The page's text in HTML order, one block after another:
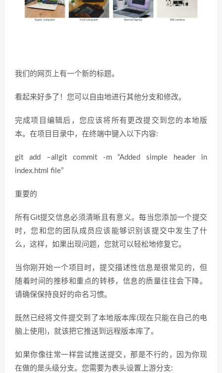
我们的网页上有一个新的标题。
看起来好多了！您可以自由地进行其他分支和修改。
完成项目编辑后，您应该将所有更改提交到您的本地版
本。在项目目录中，在终端中键入以下内容:
git add –allgit commit -m “Added simple header in
index.html file”
重要的
所有Git提交信息必须清晰且有意义。每当您添加一个提交
时，您和您的团队成员应该能够识别该提交中发生了什
么，这样，如果出现问题，您就可以轻松地修复它。
当你刚开始一个项目时，提交描述性信息是很常见的，但
随着时间的推移和重点的转移，信息的质量往往会下降。
请确保保持良好的命名习惯。
既然已经将文件提交到了本地版本库(现在只能在自己的电
脑上使用)，就该把它推送到远程版本库了。
如果你像往常一样尝试推送提交，那是不行的，因为你现
在做的是头级分支。您需要为表头设置上游分支: